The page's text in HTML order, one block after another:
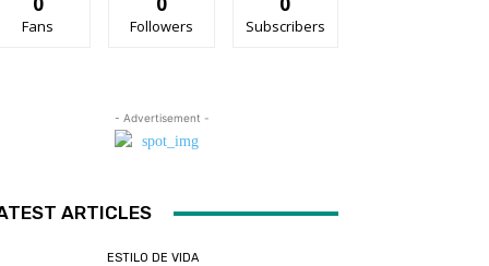
Fans Followers Subscribers
- Advertisement -
ARTICLES
ESTILO DE VIDA